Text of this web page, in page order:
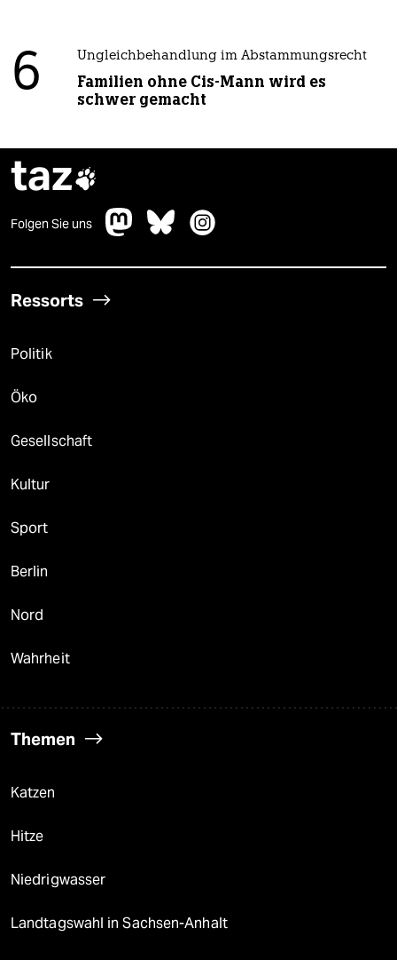
6 Ungleichbehandlung im Abstammungsrecht
Familien ohne Cis-Mann wird es
schwer gemacht
taz
Folgen Sie uns
Ressorts
Politik
Öko
Gesellschaft
Kultur
Sport
Berlin
Nord
Wahrheit
Themen
Katzen
Hitze
Niedrigwasser
Landtagswahl in Sachsen-Anhalt